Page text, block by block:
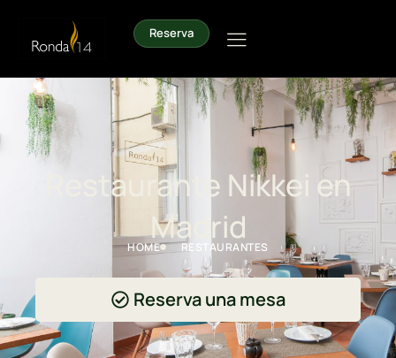
Reserva
Restaurante Nikkei en
Madrid
HOME RESTAURANTES
Reserva una mesa